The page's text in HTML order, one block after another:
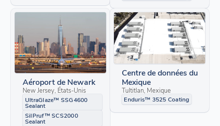
Aéroport de Newark
New Jersey, États-Unis
UltraGlaze™ SSG4600
Sealant
SilPruf™ SCS2000
Sealant
Centre de données du
Mexique
Tultitlan, Mexique
Enduris™ 3525 Coating